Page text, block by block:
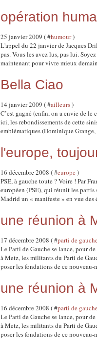
opération
25 janvier 2009 ( #humour)
L'appel du 22 janvier de Jacques
pas. Vous les avez lus, pas lui.
maintenant pour vivre mieux
Bella Ciao
14 janvier 2009 ( #ailleurs)
C’est gagné (enfin, on a envie de
ici, les rebondissements de cette
emblématiques (Dominique Grange,
l'europe,
16 décembre 2008 ( #europe)
PSE, à gauche toute ? Voire ! Par
européen (PSE), qui réunit les
Madrid un « manifeste » en vue des
une réunion à
17 décembre 2008 ( #parti de
Le Parti de Gauche se lance, pour
à Metz, les militants du Parti de
poser les fondations de ce nouveau-
une réunion à
16 décembre 2008 ( #parti de
Le Parti de Gauche se lance, pour
à Metz, les militants du Parti de
poser les fondations de ce nouveau-